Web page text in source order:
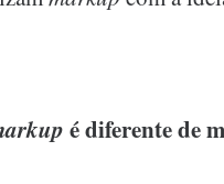
é diferente de